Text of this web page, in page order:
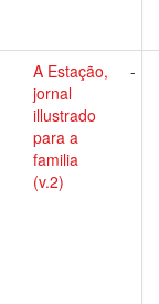
A Estação,
jornal
illustrado
para a
familia
(v.2)
-